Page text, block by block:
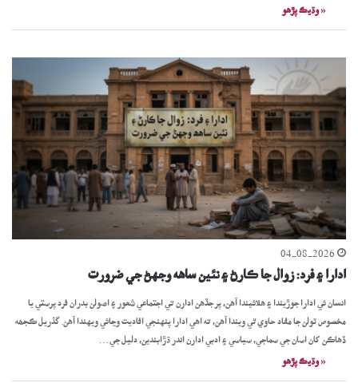
« وڌيڪ پڙھو
04-08-2026
ادارا ۽ فرد: زوال جا ڪارڻ ۽ نئين ساهه وجهڻ جي ضرورت
انسان ئي ادارا جوڙيندا ۽ هلائيندا آهن، پر جڏهن ادارن تي اجتماعي شعور ۽ اصولن بدران فرد پرستي يا
مخصوص ٽولن جا مفاد حاوي ٿي ويندا آهن، ته اهي ادارا پنهنجي افاديت وڃائي ويهندا آهن. گذريل ڪجھه
ڏهاڪن کان اسان جي سماجي، سياسي ۽ ادبي ادارن اندر ڌڙابندين، دليل جي…
« وڌيڪ پڙھو